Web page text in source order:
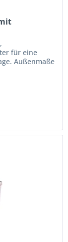
für eine
Außenmaße